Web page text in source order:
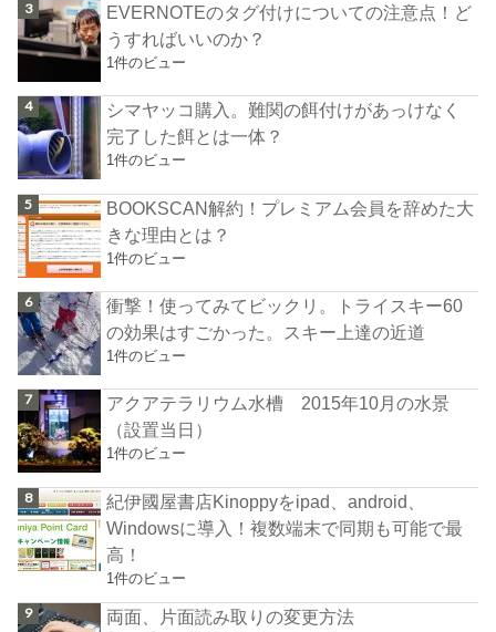
EVERNOTEのタグ付けについての注意点！ど
うすればいいのか？
1件のビュー
シマヤッコ購入。難関の餌付けがあっけなく
完了した餌とは一体？
1件のビュー
BOOKSCAN解約！プレミアム会員を辞めた大
きな理由とは？
1件のビュー
衝撃！使ってみてビックリ。トライスキー60
の効果はすごかった。スキー上達の近道
1件のビュー
アクアテラリウム水槽 2015年10月の水景
（設置当日）
1件のビュー
紀伊國屋書店Kinoppyをipad、android、
Windowsに導入！複数端末で同期も可能で最
高！
1件のビュー
両面、片面読み取りの変更方法